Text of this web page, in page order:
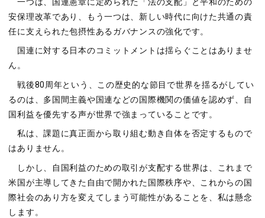
安保理改革であり、もう一つは、新しい時代に向けた共通の責
任に支えられた包摂性あるガバナンスの強化です。
国連に対する日本のコミットメントは揺らぐことはありませ
ん。
戦後80周年という、この歴史的な節目で世界を揺るがしてい
るのは、多国間主義や国連などの国際機関の価値を認めず、自
国利益を優先する声が世界で強まっていることです。
私は、課題に真正面から取り組む動き自体を否定するもので
はありません。
しかし、自国利益のための取引が支配する世界は、これまで
米国が主導してきた自由で開かれた国際秩序や、これからの国
際社会のあり方を変えてしまう可能性があることを、私は懸念
します。